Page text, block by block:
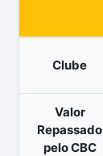
Clube
Valor
Repassado
pelo CBC